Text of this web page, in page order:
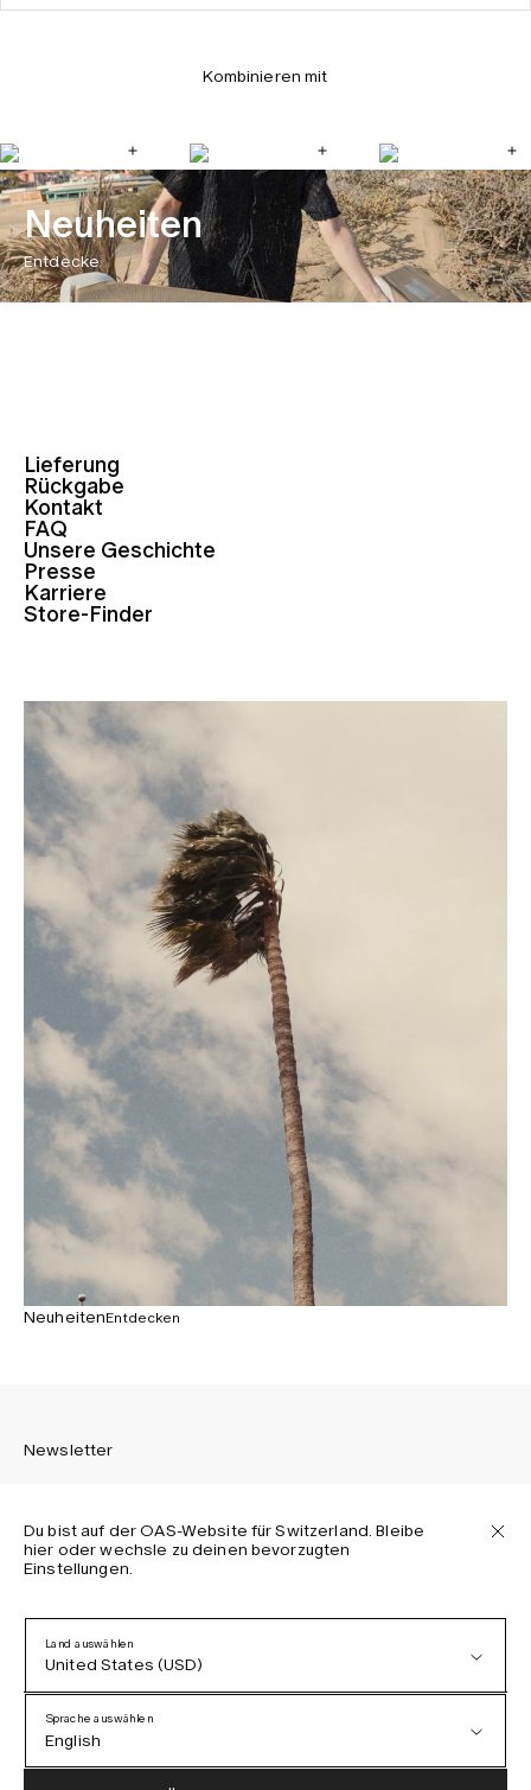
Kombinieren mit
Neuheiten
Entdecke
Lieferung
Rückgabe
Kontakt
FAQ
Unsere Geschichte
Presse
Karriere
Store-Finder
NeuheitenEntdecken
Newsletter
Melden Sie sich an, um die neuesten Informationen über
Datenschutzerklärung
AGB
Barrierefreiheit
Cookie-Richtlinie
Du bist auf der OAS-Website für Switzerland. Bleibe
hier oder wechsle zu deinen bevorzugten
Einstellungen.
Land auswählen
United States (USD)
Austria (EUR)
Sprache auswählen
English